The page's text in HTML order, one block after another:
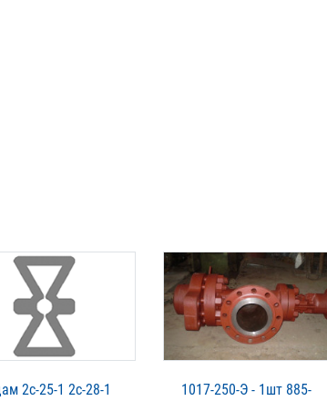
2с-25-1 2с-28-1
1017-250-Э - 1шт 885-